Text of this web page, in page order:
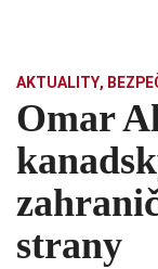
AKTUALITY,
Omar
strany